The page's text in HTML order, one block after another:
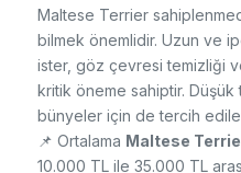
Maltese Terrier
bilmek önemlidir. Uzun ve
ister, göz çevresi temizliği
kritik öneme sahiptir.
bünyeler için de tercih
📌 Ortalama Maltese
10.000 TL ile 35.000 TL